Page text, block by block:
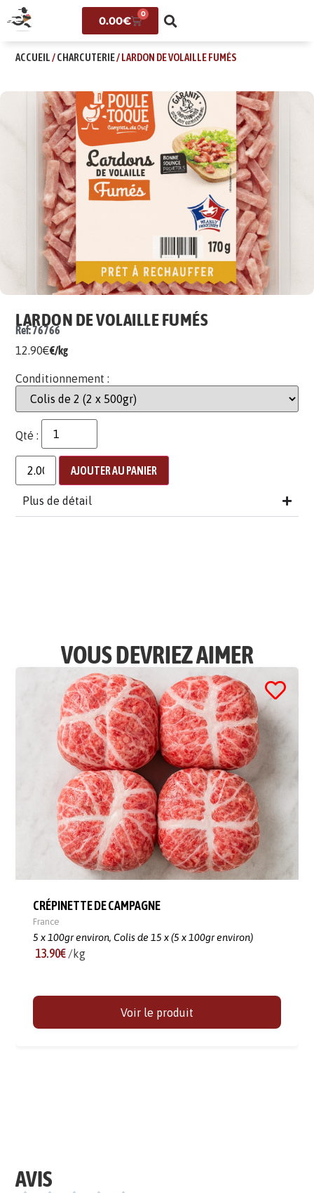
0.00€
0
ACCUEIL/CHARCUTERIE/ LARDON DE VOLAILLE FUMÉS
LARDON DE VOLAILLE FUMÉS
Ref: 76766
12.90€€/kg
Conditionnement :
Qté :
AJOUTER AU PANIER
Plus de détail
VOUS DEVRIEZ AIMER
CRÉPINETTE DE CAMPAGNE
France
5 x 100gr environ, Colis de 15 x (5 x 100gr environ)
13.90€ /kg
Voir le produit
AVIS